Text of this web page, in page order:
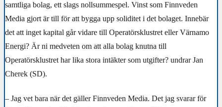
samtliga bolag, ett slags nollsummespel. Vinst som Finnveden
Media gjort är till för att bygga upp soliditet i det bolaget. Innebär
det att inget kapital går vidare till Operatörsklustret eller Värnamo
Energi? Är ni medveten om att alla bolag knutna till
Operatörsklustret har lika stora intäkter som utgifter? undrar Jan
Cherek (SD).
– Jag vet bara när det gäller Finnveden Media. Det jag svarar för